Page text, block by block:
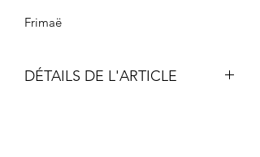
Frimaë
DÉTAILS DE L'ARTICLE